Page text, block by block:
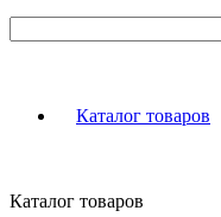
Каталог товаров
Каталог товаров